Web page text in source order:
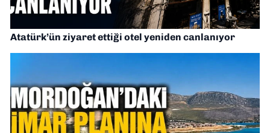
Atatürk’ün ziyaret ettiği otel yeniden canlanıyor